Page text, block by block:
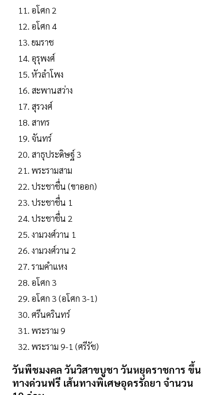
อโศก 2
อโศก 4
ยมราช
อุรุพงศ์
หัวลำโพง
สะพานสว่าง
สุรวงศ์
สาทร
จันทร์
สาธุประดิษฐ์ 3
พระรามสาม
ประชาชื่น (ขาออก)
ประชาชื่น 1
ประชาชื่น 2
งามวงศ์วาน 1
งามวงศ์วาน 2
รามคำแหง
อโศก 3
อโศก 3 (อโศก 3-1)
ศรีนครินทร์
พระราม 9
พระราม 9-1 (ศรีรัช)
วันพืชมงคล วันวิสาขบูชา วันหยุดราชการ ขึ้น
ทางด่วนฟรี เส้นทางพิเศษอุดรรัถยา จำนวน